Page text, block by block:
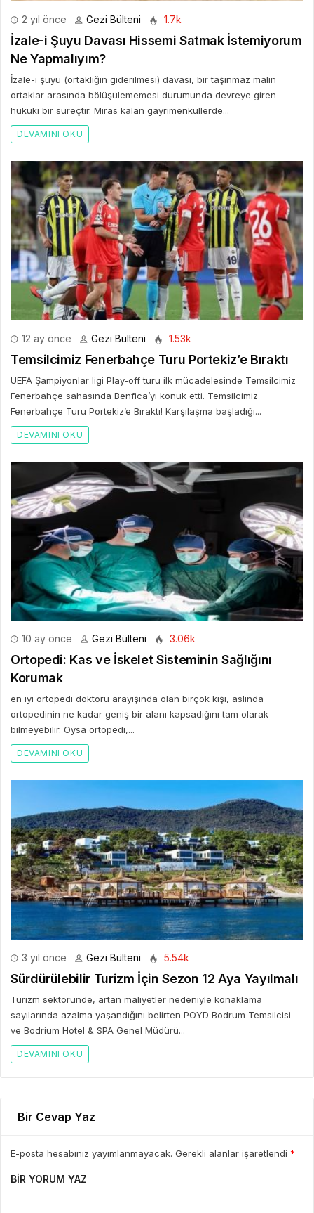
2 yıl önce Gezi Bülteni 1.7k
İzale-i Şuyu Davası Hissemi Satmak İstemiyorum
Ne Yapmalıyım?
İzale-i şuyu (ortaklığın giderilmesi) davası, bir taşınmaz malın
ortaklar arasında bölüşülememesi durumunda devreye giren
hukuki bir süreçtir. Miras kalan gayrimenkullerde...
DEVAMINI OKU
12 ay önce Gezi Bülteni 1.53k
Temsilcimiz Fenerbahçe Turu Portekiz’e Bıraktı
UEFA Şampiyonlar ligi Play-off turu ilk mücadelesinde Temsilcimiz
Fenerbahçe sahasında Benfica’yı konuk etti. Temsilcimiz
Fenerbahçe Turu Portekiz’e Bıraktı! Karşılaşma başladığı...
DEVAMINI OKU
10 ay önce Gezi Bülteni 3.06k
Ortopedi: Kas ve İskelet Sisteminin Sağlığını
Korumak
en iyi ortopedi doktoru arayışında olan birçok kişi, aslında
ortopedinin ne kadar geniş bir alanı kapsadığını tam olarak
bilmeyebilir. Oysa ortopedi,...
DEVAMINI OKU
3 yıl önce Gezi Bülteni 5.54k
Sürdürülebilir Turizm İçin Sezon 12 Aya Yayılmalı
Turizm sektöründe, artan maliyetler nedeniyle konaklama
sayılarında azalma yaşandığını belirten POYD Bodrum Temsilcisi
ve Bodrium Hotel & SPA Genel Müdürü...
DEVAMINI OKU
Bir Cevap Yaz
E-posta hesabınız yayımlanmayacak. Gerekli alanlar işaretlendi *
BIR YORUM YAZ